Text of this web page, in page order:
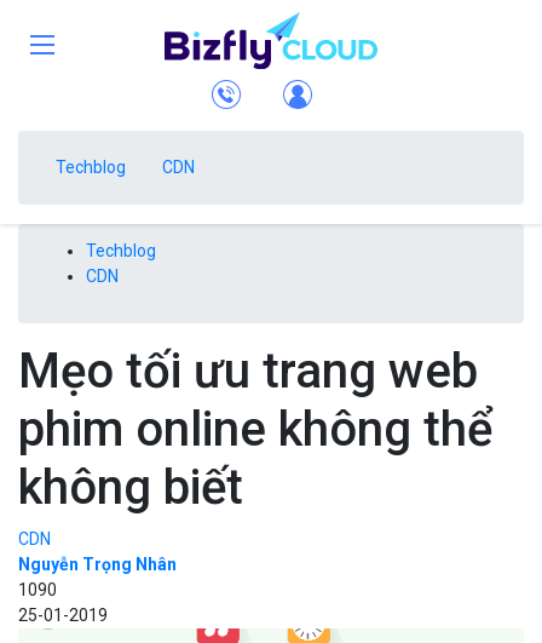
Techblog CDN
Techblog
CDN
Mẹo tối ưu trang web
phim online không thể
không biết
CDN
Nguyễn Trọng Nhân
1090
25-01-2019